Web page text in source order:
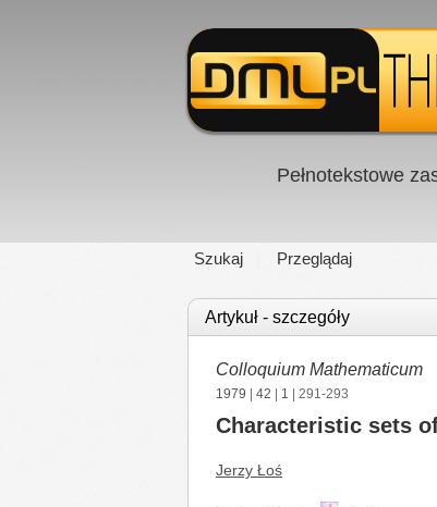
Pełnotekstowe
Szukaj Przeglądaj
Artykuł - szczegóły
Colloquium Mathematicum
1979 42 1 | 291-293
Characteristic sets
Jerzy Łoś